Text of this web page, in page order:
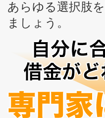
あらゆる選択肢
ましょう。